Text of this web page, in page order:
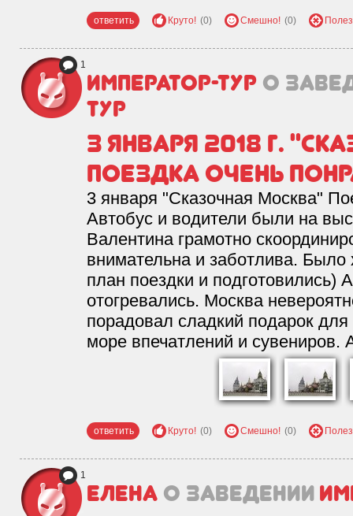
ответить Круто! (0) Смешно! (0)
1
Император-Тур о
тур
3 января 2018 г.
Поездка очень
3 января "Сказочная Москва"
Автобус и водители были на
Валентина грамотно
внимательна и заботлива.
план поездки и подготовились)
отогревались. Москва
порадовал сладкий подарок
море впечатлений и сувениров.
ответить Круто! (0) Смешно! (0)
1
Елена о заведении